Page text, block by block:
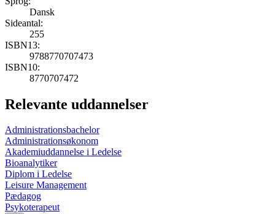
Dansk
Sideantal:
255
ISBN13:
9788770707473
ISBN10:
8770707472
Relevante uddannelser
Administrationsbachelor
Administrationsøkonom
Akademiuddannelse i Ledelse
Bioanalytiker
Diplom i Ledelse
Leisure Management
Pædagog
Psykoterapeut